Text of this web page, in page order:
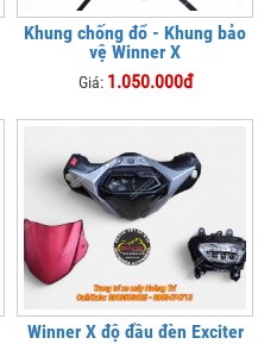
Khung chống đổ - Khung bảo
vệ Winner X
Giá: 1.050.000đ
Winner X độ đầu đèn Exciter